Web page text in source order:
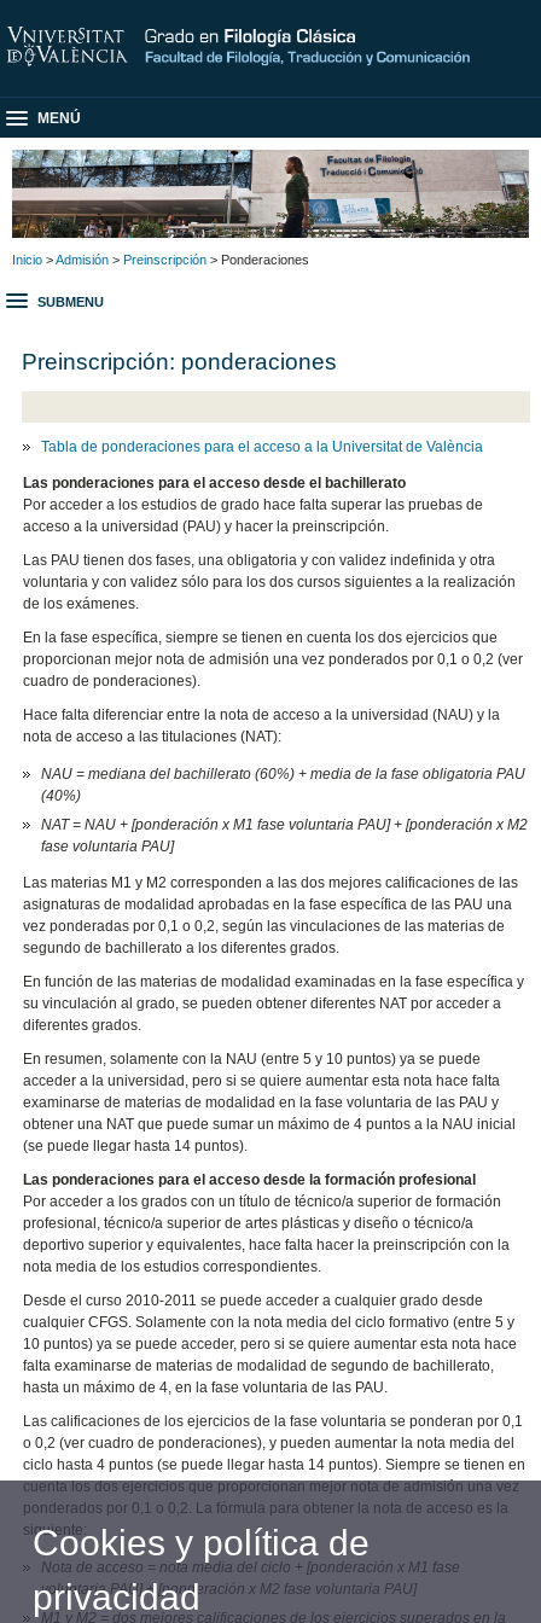
MENÚ
Inicio >Admisión > Preinscripción > Ponderaciones
SUBMENU
Preinscripción: ponderaciones
Tabla de ponderaciones para el acceso a la Universitat de València
Las ponderaciones para el acceso desde el bachillerato
Por acceder a los estudios de grado hace falta superar las pruebas de
acceso a la universidad (PAU) y hacer la preinscripción.
Las PAU tienen dos fases, una obligatoria y con validez indefinida y otra
voluntaria y con validez sólo para los dos cursos siguientes a la realización
de los exámenes.
En la fase específica, siempre se tienen en cuenta los dos ejercicios que
proporcionan mejor nota de admisión una vez ponderados por 0,1 o 0,2 (ver
cuadro de ponderaciones).
Hace falta diferenciar entre la nota de acceso a la universidad (NAU) y la
nota de acceso a las titulaciones (NAT):
NAU = mediana del bachillerato (60%) + media de la fase obligatoria PAU
(40%)
NAT = NAU + [ponderación x M1 fase voluntaria PAU] + [ponderación x M2
fase voluntaria PAU]
Las materias M1 y M2 corresponden a las dos mejores calificaciones de las
asignaturas de modalidad aprobadas en la fase específica de las PAU una
vez ponderadas por 0,1 o 0,2, según las vinculaciones de las materias de
segundo de bachillerato a los diferentes grados.
En función de las materias de modalidad examinadas en la fase específica y
su vinculación al grado, se pueden obtener diferentes NAT por acceder a
diferentes grados.
En resumen, solamente con la NAU (entre 5 y 10 puntos) ya se puede
acceder a la universidad, pero si se quiere aumentar esta nota hace falta
examinarse de materias de modalidad en la fase voluntaria de las PAU y
obtener una NAT que puede sumar un máximo de 4 puntos a la NAU inicial
(se puede llegar hasta 14 puntos).
Las ponderaciones para el acceso desde la formación profesional
Por acceder a los grados con un título de técnico/a superior de formación
profesional, técnico/a superior de artes plásticas y diseño o técnico/a
deportivo superior y equivalentes, hace falta hacer la preinscripción con la
nota media de los estudios correspondientes.
Desde el curso 2010-2011 se puede acceder a cualquier grado desde
cualquier CFGS. Solamente con la nota media del ciclo formativo (entre 5 y
10 puntos) ya se puede acceder, pero si se quiere aumentar esta nota hace
falta examinarse de materias de modalidad de segundo de bachillerato,
hasta un máximo de 4, en la fase voluntaria de las PAU.
Las calificaciones de los ejercicios de la fase voluntaria se ponderan por 0,1
o 0,2 (ver cuadro de ponderaciones), y pueden aumentar la nota media del
ciclo hasta 4 puntos (se puede llegar hasta 14 puntos). Siempre se tienen en
cuenta los dos ejercicios que proporcionan mejor nota de admisión una vez
ponderados por 0,1 o 0,2. La fórmula para obtener la nota de acceso es la
siguiente:
Nota de acceso = nota media del ciclo + [ponderación x M1 fase
voluntaria PAU] + [ponderación x M2 fase voluntaria PAU]
M1 y M2 = dos mejores calificaciones de los ejercicios superados en la
Cookies y política de
privacidad